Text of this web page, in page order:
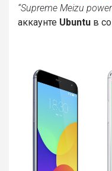
“Supreme Meizu
аккаунте Ubuntu в